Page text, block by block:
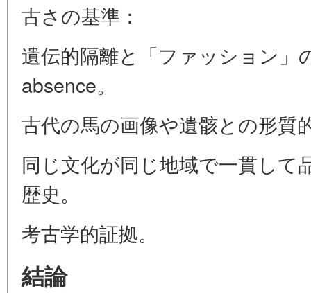
古さの基準：
遺伝的隔離と「ファッション」
absence。
古代の馬の画像や遺骸との形質
同じ文化が同じ地域で一貫して
歴史。
考古学的証拠。
結論